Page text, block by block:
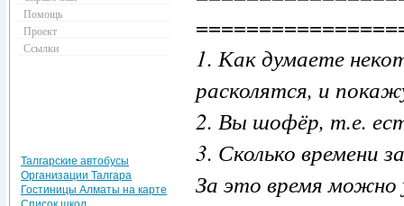
1. Как думаете
расколятся, и
2. Вы шофёр, т.е.
3. Сколько времени
За это время можно
Помощь
Проект
Ссылки
Талгарские автобусы
Организации Талгара
Гостиницы Алматы на карте